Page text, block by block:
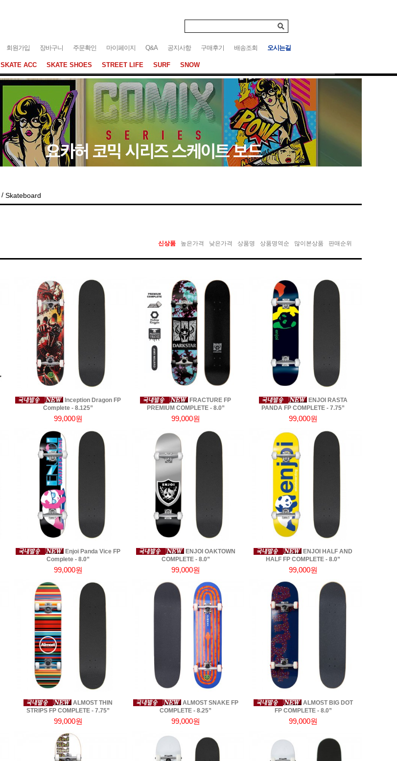
회원가입 장바구니 주문확인 마이페이지 Q&A 공지사항 구매후기 배송조회 오시는길
SKATE ACC SKATE SHOES STREET LIFE SURF SNOW
/ Skateboard
신상품 높은가격 낮은가격 상품명 상품명역순 많이본상품 판매순위
Inception Dragon FP
Complete - 8.125”
99,000원
FRACTURE FP
PREMIUM COMPLETE - 8.0”
99,000원
ENJOI RASTA
PANDA FP COMPLETE - 7.75”
99,000원
Enjoi Panda Vice FP
Complete - 8.0”
99,000원
ENJOI OAKTOWN
COMPLETE - 8.0”
99,000원
ENJOI HALF AND
HALF FP COMPLETE - 8.0”
99,000원
ALMOST THIN
STRIPS FP COMPLETE - 7.75”
99,000원
ALMOST SNAKE FP
COMPLETE - 8.25”
99,000원
ALMOST BIG DOT
FP COMPLETE - 8.0”
99,000원